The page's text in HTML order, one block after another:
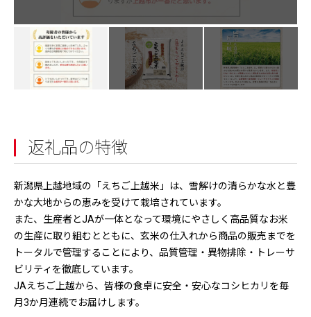
返礼品の特徴
新潟県上越地域の「えちご上越米」は、雪解けの清らかな水と豊
かな大地からの恵みを受けて栽培されています。
また、生産者とJAが一体となって環境にやさしく高品質なお米
の生産に取り組むとともに、玄米の仕入れから商品の販売までを
トータルで管理することにより、品質管理・異物排除・トレーサ
ビリティを徹底しています。
JAえちご上越から、皆様の食卓に安全・安心なコシヒカリを毎
月3か月連続でお届けします。